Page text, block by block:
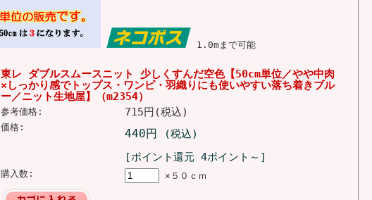
1.0mまで可能
東レ ダブルスムースニット 少しくすんだ空色【50cm単位／やや中肉
×しっかり感でトップス・ワンピ・羽織りにも使いやすい落ち着きブル
ー／ニット生地屋】（m2354）
参考価格: 715円(税込)
価格: 440円
(税込)
[ポイント還元 4ポイント～]
購入数: ×５０ｃｍ